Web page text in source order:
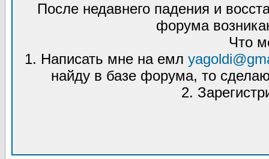
После недавнего падения и
форума
Что
1. Написать мне на емл
найду в базе форума, то
2.